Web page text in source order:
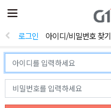
전
체
뉴
열
로그인 아이디/비밀번호 찾기